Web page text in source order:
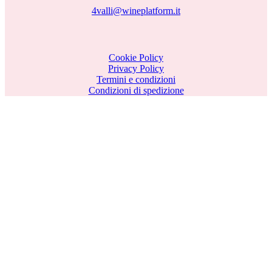
4valli@wineplatform.it
Cookie Policy
Privacy Policy
Termini e condizioni
Condizioni di spedizione